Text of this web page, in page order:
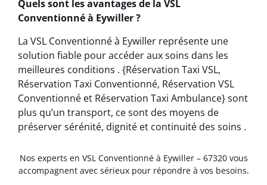
Quels sont les avantages de la VSL
Conventionné à Eywiller ?
La VSL Conventionné à Eywiller représente une
solution fiable pour accéder aux soins dans les
meilleures conditions . {Réservation Taxi VSL,
Réservation Taxi Conventionné, Réservation VSL
Conventionné et Réservation Taxi Ambulance} sont
plus qu’un transport, ce sont des moyens de
préserver sérénité, dignité et continuité des soins .
Nos experts en VSL Conventionné à Eywiller – 67320 vous
accompagnent avec sérieux pour répondre à vos besoins.